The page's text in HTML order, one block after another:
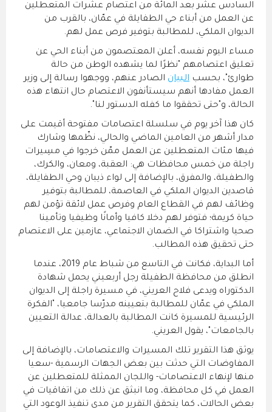
السادس عشر بعد المائة من اعتصام عشرات المتعطلين
عن العمل من أبناء حي الطفايلة في عمّان، بالقرب من
الديوان الملكي، للمطالبة بتوفير فرص عمل لهم.
مساء اليوم نفسه، أعلن المعتصمون من أبناء الحي عن
تعليق اعتصامهم "نظرًا لما يشهده الوطن من حالة
طوارئ"، بحسب البيان الصادر عنهم، ووجهوا رسالة إلى وزير
العمل مفادها أنهم سيستأنفون الاعتصام حال انتهاء هذه
الحالة، و"حتى تحققوا ما كفله الدستور لنا".
كان هذا آخر يوم في سلسلة اعتصامات مفتوحة أقيمت على
مدار أشهر من العامين الماضي والحالي، نظّمها وشارك
فيها مئات المتعطلين عن العمل ممّن خرجوا في مسِيرات
راجلة من خمس محافظات هي: العقبة، ومعان، والكرك،
والطفيلة، والمفرق، بالإضافة إلى لواء ذيبان وحي الطفايلة،
قاصدين الديوان الملكي في العاصمة، للمطالبة بتوفير
وظائف لهم في القطاع العام وفرص عمل لائقة تؤمن لهم
حياة كريمة؛ فتوفر لهم دخلا كافيا وأمانًا وظيفيا وتأمينا
صحيا واشتراكا في الضمان الاجتماعي، عازمين على الاعتصام
حتى تحقيق هذه المطالب.
أما البداية، فكانت في التاسع من شباط عام 2019، عندما
انطلق من محافظة الطفيلة رجل أربعيني يحمل شهادة
الدكتوراه ويدعى فلاح العريني، في مسيرة راجلة إلى الديوان
الملكي في عمّان للمطالبة بتعيينه مدرّسا جامعيا، "الفكرة
الرئيسية للمسيرة كانت المطالبة بالعدالة، عدالة التعيين
بالجامعات"، يقول العريني.
يوثق هذا التقرير تلك المسيرات والاعتصامات، بالإضافة إلى
المفاوضات التي حدثت بين بعض الجهات الرسمية -سعيا
منها لإنهاء الاعتصامات- واللجان الممثلة للمتعطلين عن
العمل في كل محافظة، وما انبثق عن ذلك من اتفاقيات في
بعض الحالات، كما يتحقق التقرير من مدى تنفيذ الوعود التي